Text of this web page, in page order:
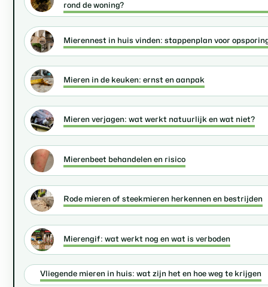
rond de woning?
Mierennest in huis vinden: stappenplan voor
Mieren in de keuken: ernst en aanpak
Mieren verjagen: wat werkt natuurlijk en wat niet?
Mierenbeet behandelen en risico
Rode mieren of steekmieren herkennen en bestrijden
Mierengif: wat werkt nog en wat is verboden
Vliegende mieren in huis: wat zijn het en hoe weg te krijgen